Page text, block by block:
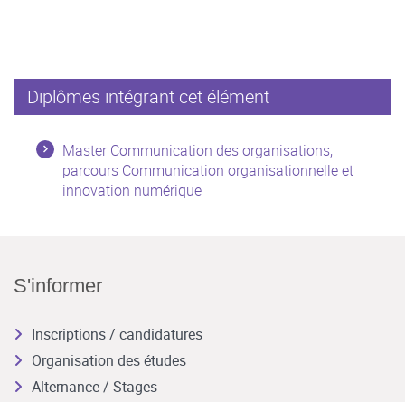
Diplômes intégrant cet élément
Master Communication des organisations,
parcours Communication organisationnelle et
innovation numérique
S'informer
Inscriptions / candidatures
Organisation des études
Alternance / Stages